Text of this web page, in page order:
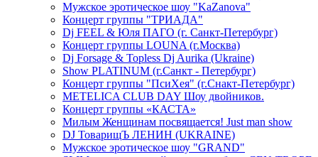
Мужское эротическое шоу "KaZanova"
Концерт группы "ТРИАДА"
Dj FEEL & Юля ПАГО (г. Санкт-Петербург)
Концерт группы LOUNA (г.Москва)
Dj Forsage & Topless Dj Aurika (Ukraine)
Show PLATINUM (г.Санкт - Петербург)
Концерт группы "ПсиХея" (г.Снакт-Петербург)
METELICA CLUB DAY Шоу двойников.
Концерт группы «КАСТА»
Милым Женщинам посвящается! Just man show
DJ ТоварищЪ ЛЕНИН (UKRAINE)
Мужское эротическое шоу "GRAND"